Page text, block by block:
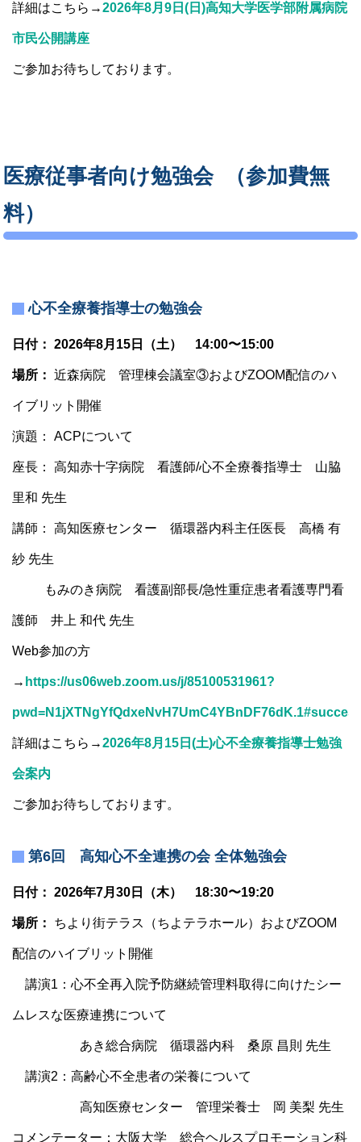
詳細はこちら→2026年8月9日(日)高知大学医学部附属病院
市民公開講座
ご参加お待ちしております。
医療従事者向け勉強会 （参加費無
料）
心不全療養指導士の勉強会
日付： 2026年8月15日（土） 14:00〜15:00
場所： 近森病院 管理棟会議室③およびZOOM配信のハ
イブリット開催
演題： ACPについて
座長： 高知赤十字病院 看護師/心不全療養指導士 山脇
里和 先生
講師： 高知医療センター 循環器内科主任医長 高橋 有
紗 先生
もみのき病院 看護副部長/急性重症患者看護専門看
護師 井上 和代 先生
Web参加の方
→ https://us06web.zoom.us/j/85100531961?
詳細はこちら→2026年8月15日(土)心不全療養指導士勉強
会案内
ご参加お待ちしております。
第6回 高知心不全連携の会 全体勉強会
日付： 2026年7月30日（木） 18:30〜19:20
場所： ちより街テラス（ちよテラホール）およびZOOM
配信のハイブリット開催
講演1：心不全再入院予防継続管理料取得に向けたシー
ムレスな医療連携について
あき総合病院 循環器内科 桑原 昌則 先生
講演2：高齢心不全患者の栄養について
高知医療センター 管理栄養士 岡 美梨 先生
コメンテーター：大阪大学 総合ヘルスプロモーション科